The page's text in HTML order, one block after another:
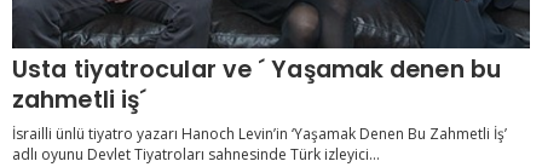
Usta tiyatrocular ve ´ Yaşamak denen bu
zahmetli iş´
İsrailli ünlü tiyatro yazarı Hanoch Levin’in ‘Yaşamak Denen Bu Zahmetli İş’
adlı oyunu Devlet Tiyatroları sahnesinde Türk izleyici...